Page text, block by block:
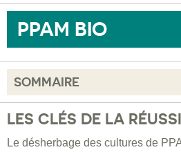
PPAM BIO
SOMMAIRE
Les clés de la réussite
S’installer en PPAM bio
LES CLÉS DE LA
Le désherbage des cultures de